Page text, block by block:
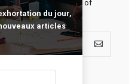
secret destinations of
du jour,
articles